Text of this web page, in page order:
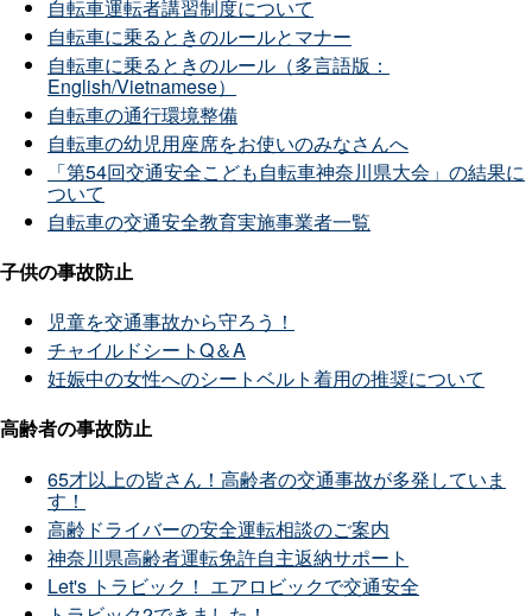
自転車運転者講習制度について
自転車に乗るときのルールとマナー
自転車に乗るときのルール（多言語版：
English/Vietnamese）
自転車の通行環境整備
自転車の幼児用座席をお使いのみなさんへ
「第54回交通安全こども自転車神奈川県大会」の結果に
ついて
自転車の交通安全教育実施事業者一覧
子供の事故防止
児童を交通事故から守ろう！
チャイルドシートQ＆A
妊娠中の女性へのシートベルト着用の推奨について
高齢者の事故防止
65才以上の皆さん！高齢者の交通事故が多発していま
す！
高齢ドライバーの安全運転相談のご案内
神奈川県高齢者運転免許自主返納サポート
Let's トラビック！ エアロビックで交通安全